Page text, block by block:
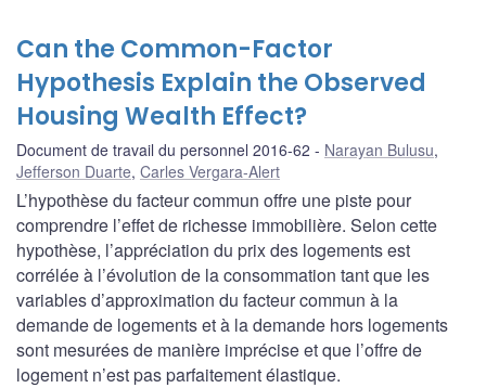
Can the Common-Factor
Hypothesis Explain the Observed
Housing Wealth Effect?
Document de travail du personnel 2016-62 Narayan Bulusu,
Jefferson Duarte, Carles Vergara-Alert
L’hypothèse du facteur commun offre une piste pour
comprendre l’effet de richesse immobilière. Selon cette
hypothèse, l’appréciation du prix des logements est
corrélée à l’évolution de la consommation tant que les
variables d’approximation du facteur commun à la
demande de logements et à la demande hors logements
sont mesurées de manière imprécise et que l’offre de
logement n’est pas parfaitement élastique.